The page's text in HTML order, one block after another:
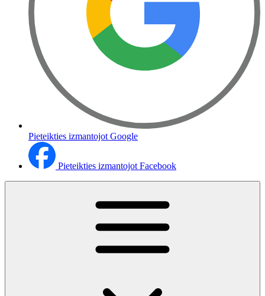
Pieteikties izmantojot Google
Pieteikties izmantojot Facebook